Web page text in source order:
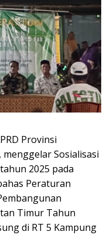
Provinsi
Sosialisasi
2025 pada
Peraturan
Timur Tahun
di RT 5 Kampung